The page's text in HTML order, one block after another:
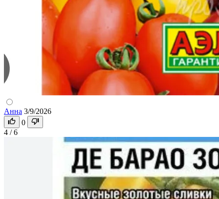
Анна 3/9/2026
0
4 / 6